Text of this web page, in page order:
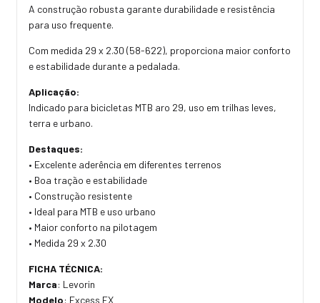
A construção robusta garante durabilidade e resistência
para uso frequente.
Com medida 29 x 2.30 (58-622), proporciona maior conforto
e estabilidade durante a pedalada.
Aplicação:
Indicado para bicicletas MTB aro 29, uso em trilhas leves,
terra e urbano.
Destaques:
• Excelente aderência em diferentes terrenos
• Boa tração e estabilidade
• Construção resistente
• Ideal para MTB e uso urbano
• Maior conforto na pilotagem
• Medida 29 x 2.30
FICHA TÉCNICA:
Marca: Levorin
Modelo: Excess EX